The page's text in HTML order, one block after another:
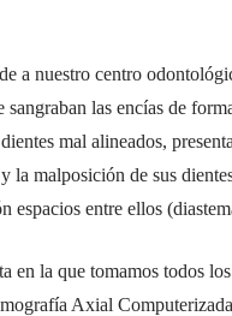
a nuestro centro
las encías de
mal alineados,
la malposición de sus
espacios entre ellos
en la que tomamos todos
Axial